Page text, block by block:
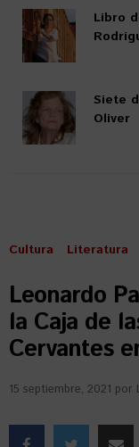
Libro
Siete
Oliver
Cultura Literatura
Leonardo
la Caja de
Cervantes
15 septiembre, 2021 por